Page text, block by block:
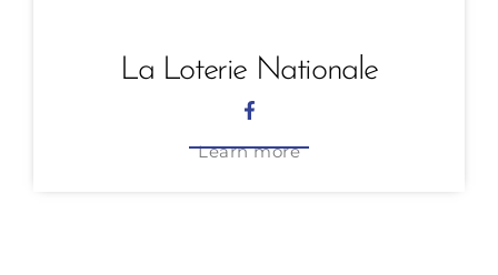
La Loterie Nationale
Learn more